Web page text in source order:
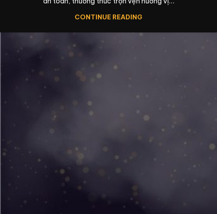
CONTINUE READING